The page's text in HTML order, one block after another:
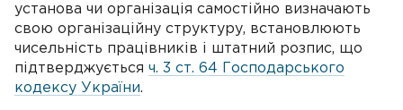
установа чи організація самостійно визначають
свою організаційну структуру, встановлюють
чисельність працівників і штатний розпис, що
підтверджується ч. 3 ст. 64 Господарського
кодексу України.